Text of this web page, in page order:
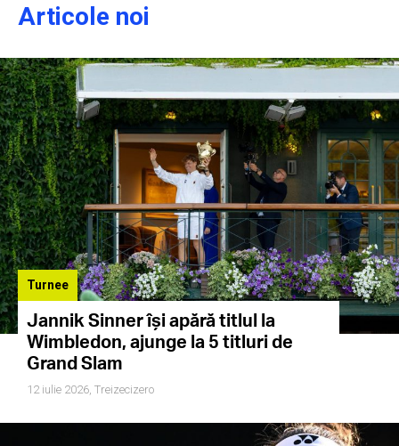
Articole noi
Turnee
Jannik Sinner își apără titlul la
Wimbledon, ajunge la 5 titluri de
Grand Slam
12 iulie 2026, Treizecizero